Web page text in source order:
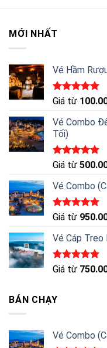
MỚI NHẤT
Vé Hầm
Được xếp
5 sao
Giá từ
Vé Combo
Tối)
Được xếp
5 sao
Giá từ
Vé Combo
Được xếp
5 sao
Giá từ
Vé Cáp Treo
Được xếp
Giá từ
BÁN CHẠY
Vé Combo